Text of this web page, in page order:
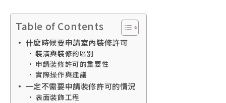
Table of Contents
什麼時候要申請室內裝修許可
裝潢與裝修的區別
申請裝修許可的重要性
實際操作與建議
一定不需要申請裝修許可的情況
表面裝飾工程